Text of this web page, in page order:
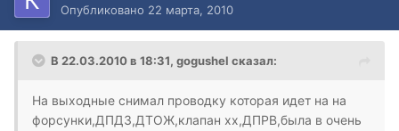
Опубликовано 22 марта, 2010
В 22.03.2010 в 18:31, gogushel сказал:
На выходные снимал проводку которая идет на на
форсунки,ДПДЗ,ДТОЖ,клапан хх,ДПРВ,была в очень